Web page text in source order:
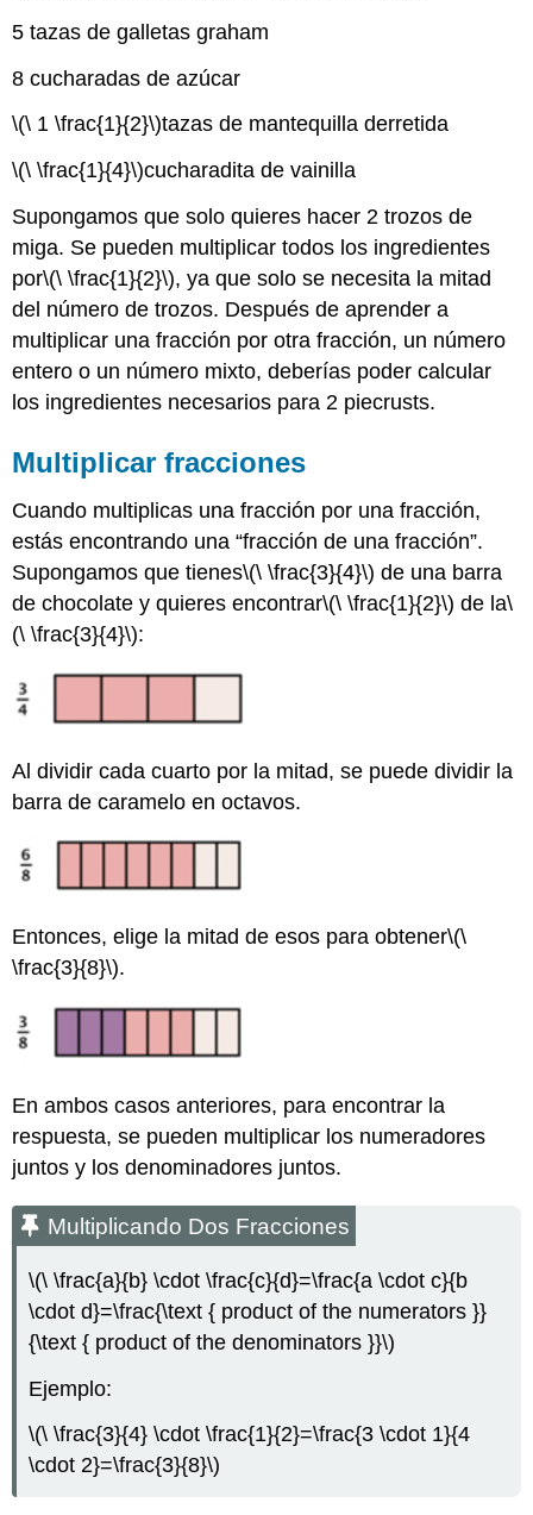
Número
Entero
una
y
Número
Entero
Ejemplo
Ejemplo
Multiplicar
números
mixtos
Ejemplo
Ejercicio
Resolver
problemas
multiplicando
y
números
Ejemplo
Ejemplo
Ejercicio
Resumen
5 tazas de galletas graham
8 cucharadas de azúcar
\(\ 1 \frac{1}{2}\)tazas de mantequilla derretida
\(\ \frac{1}{4}\)cucharadita de vainilla
Supongamos que solo quieres hacer 2 trozos de
miga. Se pueden multiplicar todos los ingredientes
por\(\ \frac{1}{2}\), ya que solo se necesita la mitad
del número de trozos. Después de aprender a
multiplicar una fracción por otra fracción, un número
entero o un número mixto, deberías poder calcular
los ingredientes necesarios para 2 piecrusts.
Multiplicar fracciones
Cuando multiplicas una fracción por una fracción,
estás encontrando una “fracción de una fracción”.
Supongamos que tienes\(\ \frac{3}{4}\) de una barra
de chocolate y quieres encontrar\(\ \frac{1}{2}\) de la\
(\ \frac{3}{4}\):
Al dividir cada cuarto por la mitad, se puede dividir la
barra de caramelo en octavos.
Entonces, elige la mitad de esos para obtener\(\
\frac{3}{8}\).
En ambos casos anteriores, para encontrar la
respuesta, se pueden multiplicar los numeradores
juntos y los denominadores juntos.
Multiplicando Dos Fracciones
\(\ \frac{a}{b} \cdot \frac{c}{d}=\frac{a \cdot c}{b
\cdot d}=\frac{\text { product of the numerators }}
{\text { product of the denominators }}\)
Ejemplo:
\(\ \frac{3}{4} \cdot \frac{1}{2}=\frac{3 \cdot 1}{4
\cdot 2}=\frac{3}{8}\)